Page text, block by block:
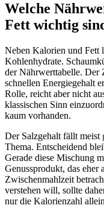
Welche
Fett wichtig
Neben Kalorien und Fett
Kohlenhydrate.
der Nährwerttabelle. Der
schnellen Energiegehalt
Rolle, reicht aber nicht
klassischen Sinn
kaum vorhanden.
Der Salzgehalt fällt meist
Thema. Entscheidend
Gerade diese Mischung
Genussprodukt, das eher
Zwischenmahlzeit
verstehen will, sollte
nur die Kalorienzahl